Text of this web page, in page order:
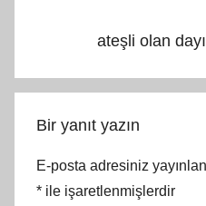
ateşli olan
Bir yanıt yazın
E-posta adresiniz
* ile işaretlenmişlerdir